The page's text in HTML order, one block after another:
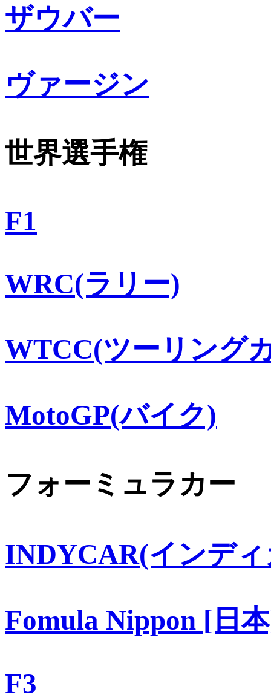
ザウバー
ヴァージン
世界選手権
F1
WRC(ラリー)
WTCC(ツーリング
MotoGP(バイク)
フォーミュラカー
INDYCAR(インデ
Fomula Nippon [日
F3